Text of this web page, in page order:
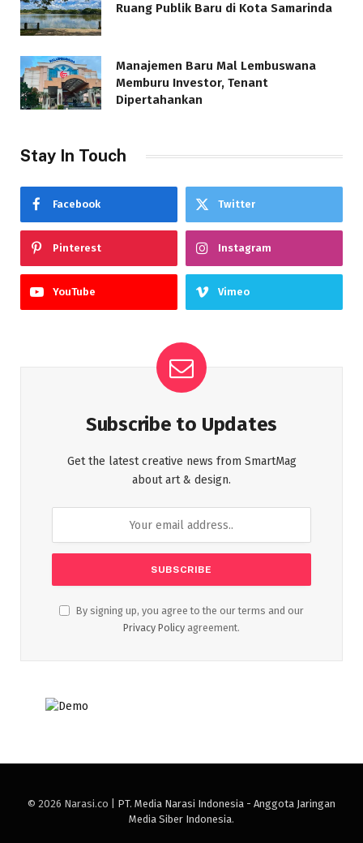
Ruang Publik Baru di Kota Samarinda
Manajemen Baru Mal Lembuswana
Memburu Investor, Tenant
Dipertahankan
Stay In Touch
Facebook Twitter
Pinterest Instagram
YouTube Vimeo
Subscribe to Updates
Get the latest creative news from SmartMag
about art & design.
By signing up, you agree to the our terms and our
Privacy Policy agreement.
© 2026 Narasi.co | PT. Media Narasi Indonesia - Anggota Jaringan
Media Siber Indonesia.